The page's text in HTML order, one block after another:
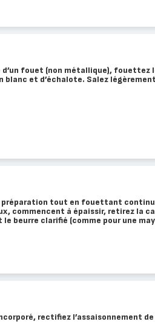
d’un fouet (non métallique), fouettez
blanc et d’échalote. Salez
préparation tout en fouettant
commencent à épaissir, retirez la
beurre clarifié (comme pour une
rectifiez l’assaisonnement de